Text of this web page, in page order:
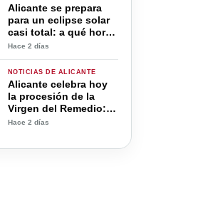
Alicante se prepara
para un eclipse solar
casi total: a qué hora
será y los mejores
Hace 2 días
NOTICIAS DE ALICANTE
Alicante celebra hoy
la procesión de la
Virgen del Remedio:
horario y todo lo que
Hace 2 días